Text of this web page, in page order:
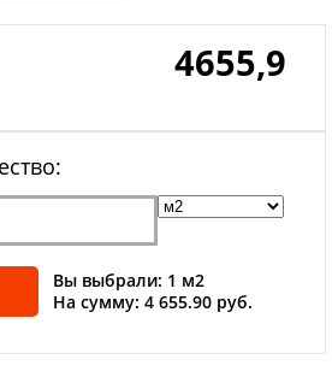
4655,9
Вы выбрали: 1 м2
На сумму: 4 655.90 руб.